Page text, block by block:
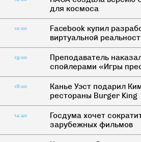
для космоса
10:00
Facebook купил
виртуальной
19:00
Преподаватель
спойлерами «Игры
16:00
Канье Уэст подарил
рестораны Burger King
14:40
Госдума хочет
зарубежных фильмов